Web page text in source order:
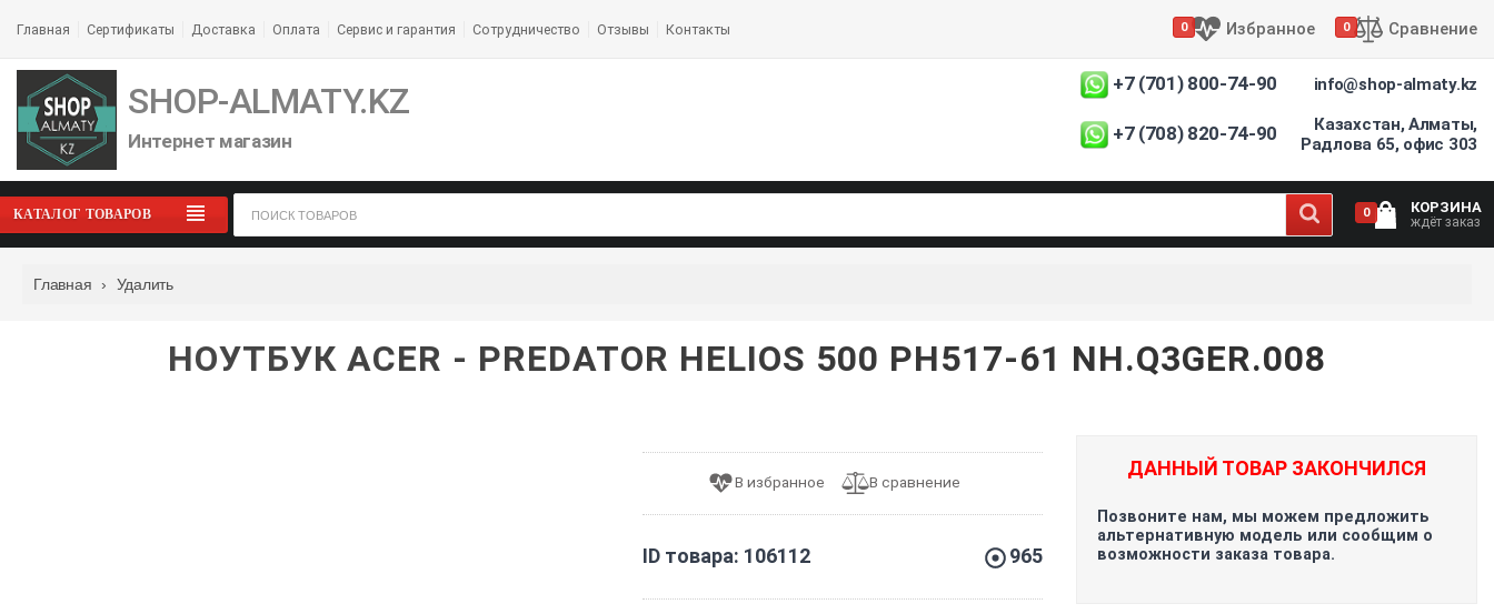
Главная Сертификаты Доставка Оплата Сервис и гарантия Сотрудничество Отзывы Контакты 0 Избранное 0 Сравнение
SHOP-ALMATY.KZ
Интернет магазин
+7 (701) 800-74-90
+7 (708) 820-74-90
info@shop-almaty.kz
Казахстан, Алматы,
Радлова 65, офис 303
КАТАЛОГ ТОВАРОВ 0 КОРЗИНА
ждёт заказ
Главная › Удалить
НОУТБУК ACER - PREDATOR HELIOS 500 PH517-61 NH.Q3GER.008
ID товара: 106112 965
ДАННЫЙ ТОВАР ЗАКОНЧИЛСЯ
Позвоните нам, мы можем предложить
альтернативную модель или сообщим о
возможности заказа товара.